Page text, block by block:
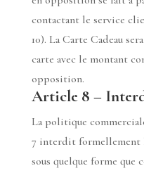
contactant le service
10). La Carte Cadeau
carte avec le montant
opposition.
Article 8 –
La politique
7 interdit formellement
sous quelque forme que